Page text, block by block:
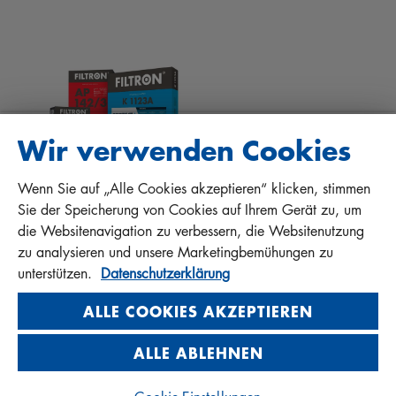
PROTECT+
FAQ
MANN+HUMMEL FT Poland
Sp. z o. o. Sp. k.
ul. Wrocławska 145, 63-800 GOSTYŃ, POLAND
Privacy Statement
Imprint
© 2026 MANN+HUMMEL. All rights reserved.
Wir verwenden Cookies
Wenn Sie auf „Alle Cookies akzeptieren“ klicken, stimmen
Sie der Speicherung von Cookies auf Ihrem Gerät zu, um
die Websitenavigation zu verbessern, die Websitenutzung
zu analysieren und unsere Marketingbemühungen zu
unterstützen. Datenschutzerklärung
ALLE COOKIES AKZEPTIEREN
ALLE ABLEHNEN